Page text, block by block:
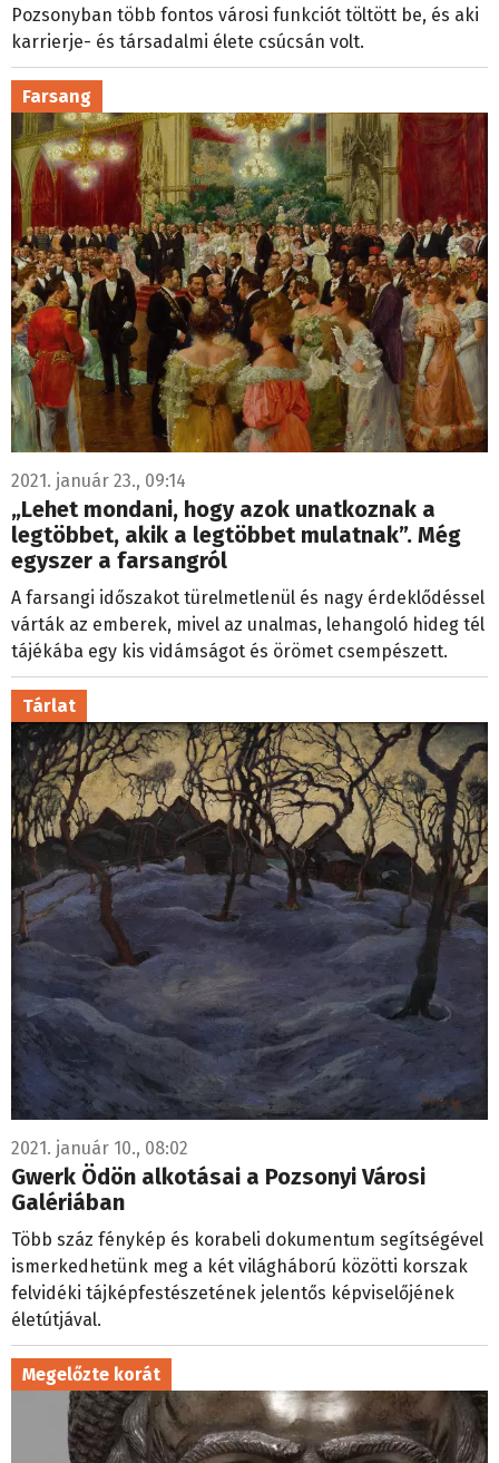
Pozsonyban több fontos városi funkciót töltött be, és aki
karrierje- és társadalmi élete csúcsán volt.
Farsang
2021. január 23., 09:14
„Lehet mondani, hogy azok unatkoznak a
legtöbbet, akik a legtöbbet mulatnak”. Még
egyszer a farsangról
A farsangi időszakot türelmetlenül és nagy érdeklődéssel
várták az emberek, mivel az unalmas, lehangoló hideg tél
tájékába egy kis vidámságot és örömet csempészett.
Tárlat
2021. január 10., 08:02
Gwerk Ödön alkotásai a Pozsonyi Városi
Galériában
Több száz fénykép és korabeli dokumentum segítségével
ismerkedhetünk meg a két világháború közötti korszak
felvidéki tájképfestészetének jelentős képviselőjének
életútjával.
Megelőzte korát